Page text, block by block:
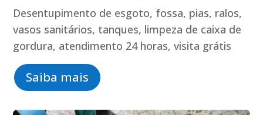
Desentupimento de esgoto, fossa, pias, ralos,
vasos sanitários, tanques, limpeza de caixa de
gordura, atendimento 24 horas, visita grátis
Saiba mais